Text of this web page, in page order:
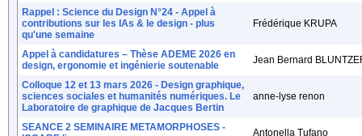
Rappel : Science du Design N°24 - Appel à
contributions sur les IAs & le design - plus
qu'une semaine
Frédérique KRUPA
Appel à candidatures – Thèse ADEME 2026 en
design, ergonomie et ingénierie soutenable
Jean Bernard
Colloque 12 et 13 mars 2026 - Design graphique,
sciences sociales et humanités numériques. Le
Laboratoire de graphique de Jacques Bertin
anne-lyse renon
SEANCE 2 SEMINAIRE METAMORPHOSES -
Antonella Tufano